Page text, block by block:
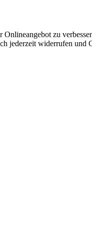
zu
jederzeit widerrufen und